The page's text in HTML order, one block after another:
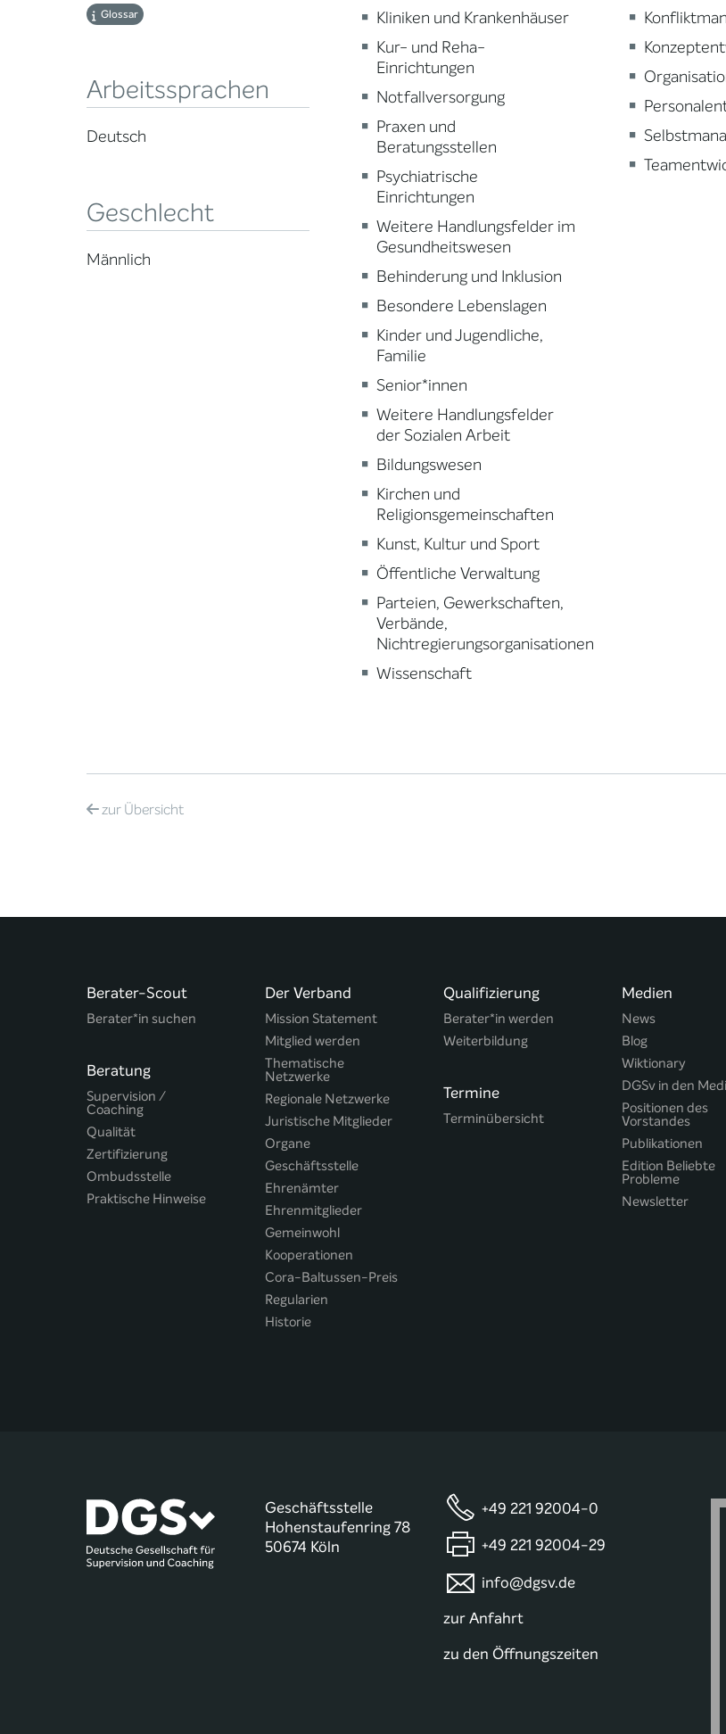
Glossar
Arbeitssprachen
Deutsch
Geschlecht
Männlich
Kliniken und Krankenhäuser
Kur- und Reha-
Einrichtungen
Notfallversorgung
Praxen und
Beratungsstellen
Psychiatrische
Einrichtungen
Weitere Handlungsfelder im
Gesundheitswesen
Behinderung und Inklusion
Besondere Lebenslagen
Kinder und Jugendliche,
Familie
Senior*innen
Weitere Handlungsfelder
der Sozialen Arbeit
Bildungswesen
Kirchen und
Religionsgemeinschaften
Kunst, Kultur und Sport
Öffentliche Verwaltung
Parteien, Gewerkschaften,
Verbände,
Nichtregierungsorganisationen
Wissenschaft
zurÜbersicht
Berater-Scout
Berater*in suchen
Beratung
Supervision /
Coaching
Qualität
Zertifizierung
Ombudsstelle
Praktische Hinweise
Der Verband
Mission Statement
Mitglied werden
Thematische
Netzwerke
Regionale Netzwerke
Juristische Mitglieder
Organe
Geschäftsstelle
Ehrenämter
Ehrenmitglieder
Gemeinwohl
Kooperationen
Cora-Baltussen-Preis
Regularien
Historie
Qualifizierung
Berater*in werden
Weiterbildung
Termine
Terminübersicht
Medien
News
Blog
Wiktionary
DGSv in den
Positionen des
Vorstandes
Publikationen
Edition Beliebte
Probleme
Newsletter
Geschäftsstelle
Hohenstaufenring 78
50674 Köln
+49 221 92004-0
+49 221 92004-29
info@dgsv.de
zur Anfahrt
zu den Öffnungszeiten